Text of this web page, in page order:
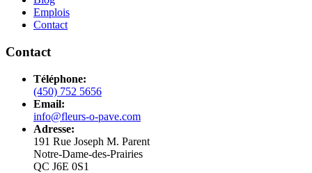
Emplois
Contact
Contact
Téléphone:
(450) 752 5656
Email:
info@fleurs-o-pave.com
Adresse:
191 Rue Joseph M. Parent
Notre-Dame-des-Prairies
QC J6E 0S1